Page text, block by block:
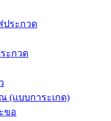
ประกวด
ะกวด
(แบบการะเกด)
ขอ